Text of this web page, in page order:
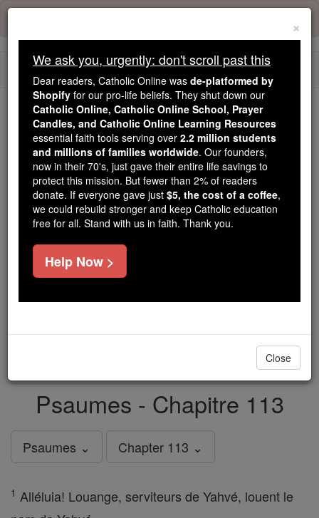
Skip
content
We ask you, urgently: don't scroll past this
Dear readers, Catholic Online
wasde-platformed by Shopify
for our pro-life beliefs. They
shut down ourCatholic
Online, Catholic Online School, Prayer Candles, and
tools serving over
families worldwide. Our founders, now in their 70's,
and keep Catholic education free for all. Stand with us
Psaumes - Chapitre 113
Psaumes ⌄ Chapter 113 ⌄
1 Alléluia! Louange, serviteurs de Yahvé, louent le
×
We ask you, urgently: don't scroll past this
Dear readers, Catholic Online was de-platformed by
Shopify for our pro-life beliefs. They shut down our
Catholic Online, Catholic Online School, Prayer
Candles, and Catholic Online Learning Resources
essential faith tools serving over 2.2 million students
and millions of families worldwide. Our founders,
now in their 70's, just gave their entire life savings to
protect this mission. But fewer than 2% of readers
donate. If everyone gave just $5, the cost of a coffee,
we could rebuild stronger and keep Catholic education
free for all. Stand with us in faith. Thank you.
Help Now >
Close